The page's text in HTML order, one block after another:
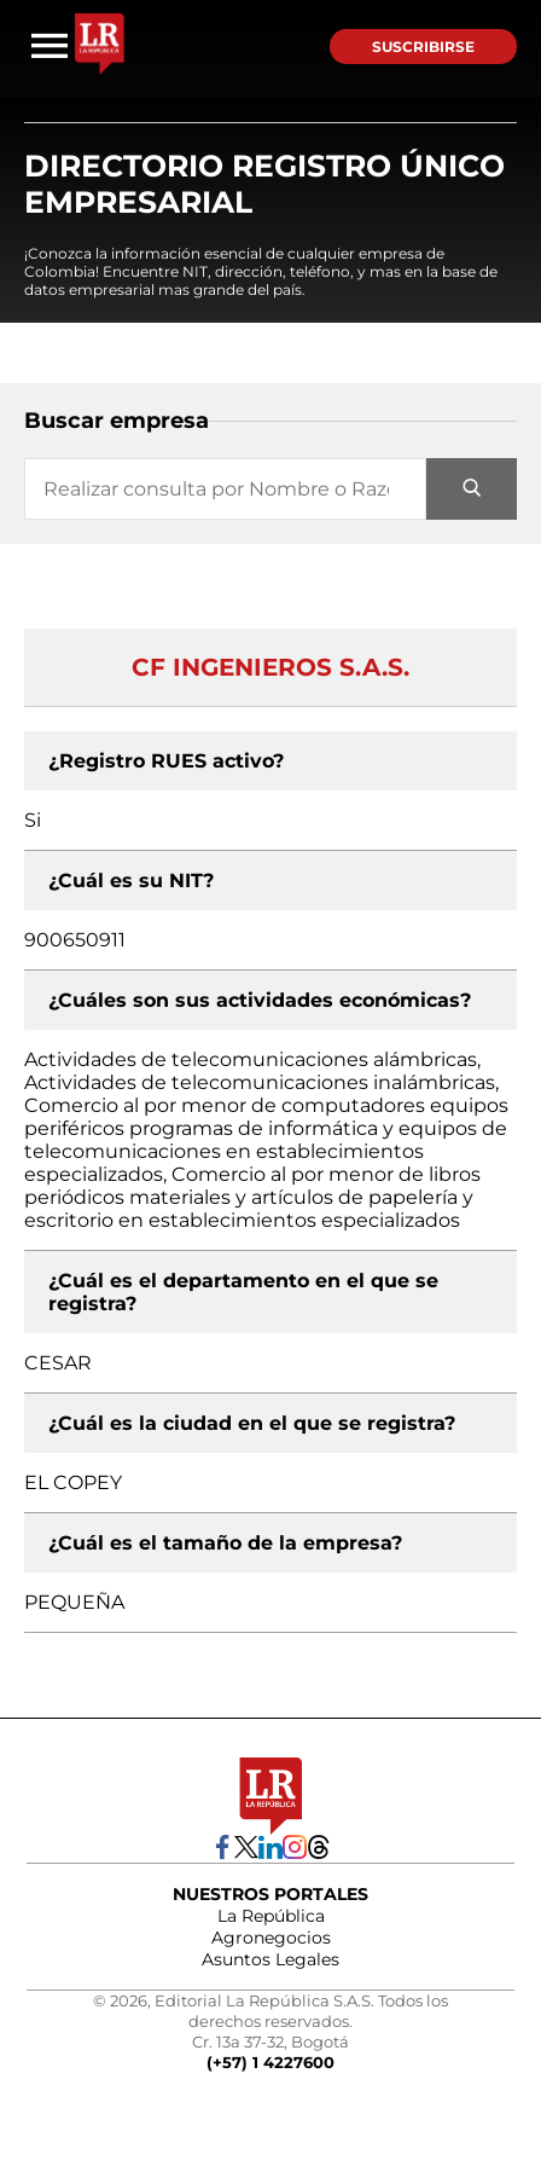
SUSCRIBIRSE
DIRECTORIO REGISTRO ÚNICO
EMPRESARIAL
¡Conozca la información esencial de cualquier empresa de
Colombia! Encuentre NIT, dirección, teléfono, y mas en la base de
datos empresarial mas grande del país.
Buscar empresa
CF INGENIEROS S.A.S.
¿Registro RUES activo?
Si
¿Cuál es su NIT?
900650911
¿Cuáles son sus actividades económicas?
Actividades de telecomunicaciones alámbricas,
Actividades de telecomunicaciones inalámbricas,
Comercio al por menor de computadores equipos
periféricos programas de informática y equipos de
telecomunicaciones en establecimientos
especializados, Comercio al por menor de libros
periódicos materiales y artículos de papelería y
escritorio en establecimientos especializados
¿Cuál es el departamento en el que se
registra?
CESAR
¿Cuál es la ciudad en el que se registra?
EL COPEY
¿Cuál es el tamaño de la empresa?
PEQUEÑA
NUESTROS PORTALES
La República
Agronegocios
Asuntos Legales
© 2026, Editorial La República S.A.S. Todos los
derechos reservados.
Cr. 13a 37-32, Bogotá
(+57) 1 4227600